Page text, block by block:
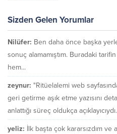
Sizden Gelen Yorumlar
Nilüfer: Ben daha önce başka
sonuç alamamıştım. Buradaki tarifin
hem...
zeynur: "Ritüelalemi web
geri getirme aşık etme yazısını
anlattığı süreç oldukça
yeliz: İlk başta çok kararsızdım ve